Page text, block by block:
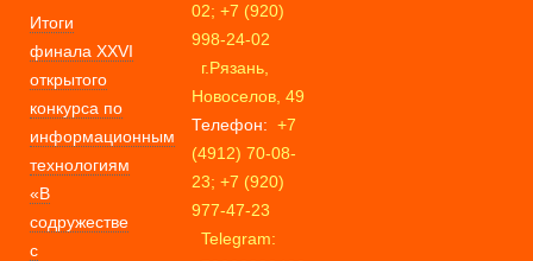
Итоги
финала XXVI
открытого
конкурса по
информационным
технологиям
«В
содружестве
с
02; +7 (920)
998-24-02
г.Рязань,
Новоселов, 49
Телефон: +7
(4912) 70-08-
23; +7 (920)
977-47-23
Telegram: